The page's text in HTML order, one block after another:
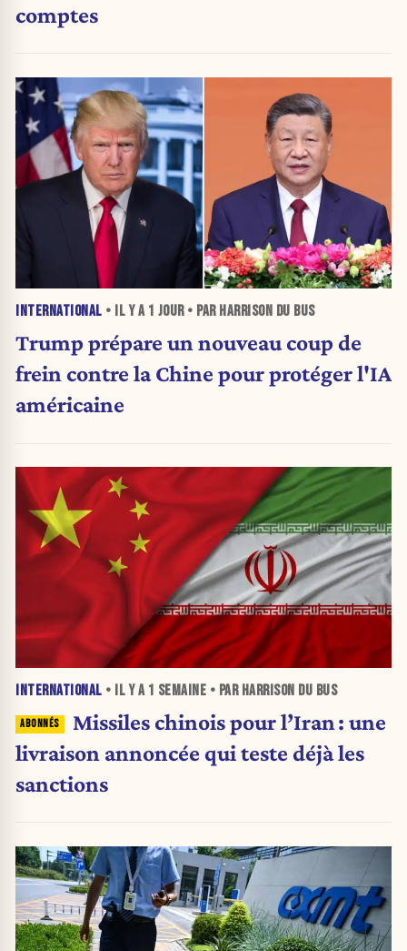
comptes
INTERNATIONAL • IL Y A 1 JOUR• PAR HARRISON DU BUS
Trump prépare un nouveau coup de
frein contre la Chine pour protéger l'IA
américaine
INTERNATIONAL • IL Y A 1 SEMAINE • PAR HARRISON DU BUS
Missiles chinois pour l’Iran : une
livraison annoncée qui teste déjà les
sanctions